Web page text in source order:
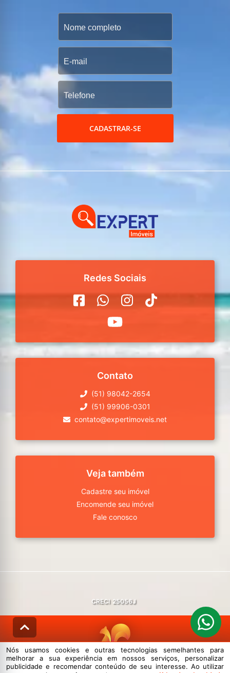
CADASTRAR-SE
Redes Sociais
Contato
(51) 98042-2654
(51) 99906-0301
contato@expertimoveis.net
Veja também
Cadastre seu imóvel
Encomende seu imóvel
Fale conosco
CRECI 25056J
© DESENVOLVIDO PELAAGIL.NET
Nós usamos cookies e outras tecnologias semelhantes para
melhorar a sua experiência em nossos serviços, personalizar
publicidade e recomendar conteúdo de seu interesse. Ao utilizar